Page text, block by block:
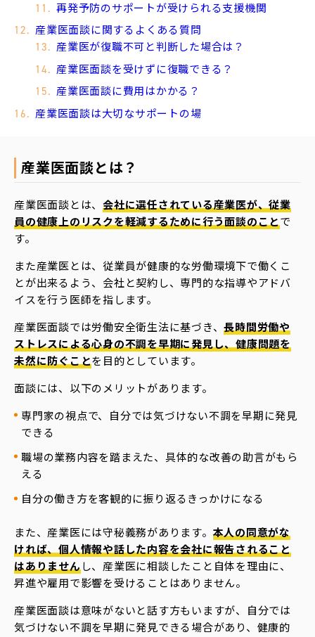
再発予防のサポートが受けられる支援機関
産業医面談に関するよくある質問
産業医が復職不可と判断した場合は？
産業医面談を受けずに復職できる？
産業医面談に費用はかかる？
産業医面談は大切なサポートの場
産業医面談とは？
産業医面談とは、 会社に選任されている産業医が、従業
員の健康上のリスクを軽減するために行う面談のことで
す。
また産業医とは、従業員が健康的な労働環境下で働くこ
とが出来るよう、会社と契約し、専門的な指導やアドバ
イスを行う医師を指します。
産業医面談では労働安全衛生法に基づき、長時間労働や
ストレスによる心身の不調を早期に発見し、健康問題を
未然に防ぐことを目的としています。
面談には、以下のメリットがあります。
専門家の視点で、自分では気づけない不調を早期に発見
できる
職場の業務内容を踏まえた、具体的な改善の助言がもら
える
自分の働き方を客観的に振り返るきっかけになる
また、産業医には守秘義務があります。 本人の同意がな
ければ、個人情報や話した内容を会社に報告されること
はありませんし、産業医に相談したこと自体を理由に、
昇進や雇用で影響を受けることはありません。
産業医面談は意味がないと話す方もいますが、自分では
気づけない不調を早期に発見できる場合があり、健康的